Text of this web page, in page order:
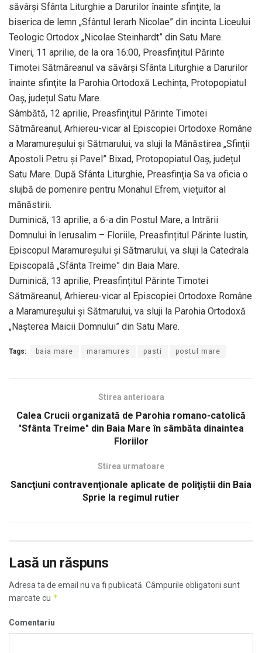
săvârși Sfânta Liturghie a Darurilor înainte sfinţite, la
biserica de lemn „Sfântul Ierarh Nicolae” din incinta Liceului
Teologic Ortodox „Nicolae Steinhardt” din Satu Mare.
Vineri, 11 aprilie, de la ora 16:00, Preasfințitul Părinte
Timotei Sătmăreanul va săvârși Sfânta Liturghie a Darurilor
înainte sfinţite la Parohia Ortodoxă Lechința, Protopopiatul
Oaș, județul Satu Mare.
Sâmbătă, 12 aprilie, Preasfințitul Părinte Timotei
Sătmăreanul, Arhiereu-vicar al Episcopiei Ortodoxe Române
a Maramureșului și Sătmarului, va sluji la Mănăstirea „Sfinții
Apostoli Petru și Pavel” Bixad, Protopopiatul Oaș, județul
Satu Mare. După Sfânta Liturghie, Preasfinția Sa va oficia o
slujbă de pomenire pentru Monahul Efrem, viețuitor al
mănăstirii.
Duminică, 13 aprilie, a 6-a din Postul Mare, a Intrării
Domnului în Ierusalim – Floriile, Preasfințitul Părinte Iustin,
Episcopul Maramureșului și Sătmarului, va sluji la Catedrala
Episcopală „Sfânta Treime” din Baia Mare.
Duminică, 13 aprilie, Preasfințitul Părinte Timotei
Sătmăreanul, Arhiereu-vicar al Episcopiei Ortodoxe Române
a Maramureșului și Sătmarului, va sluji la Parohia Ortodoxă
„Nașterea Maicii Domnului” din Satu Mare.
Tags: baia mare maramures pasti postul mare
Stirea anterioara
Calea Crucii organizată de Parohia romano-catolică
"Sfânta Treime" din Baia Mare în sâmbăta dinaintea
Floriilor
Stirea urmatoare
Sancţiuni contravenţionale aplicate de poliţiştii din Baia
Sprie la regimul rutier
Lasă un răspuns
Adresa ta de email nu va fi publicată. Câmpurile obligatorii sunt
marcate cu *
Comentariu